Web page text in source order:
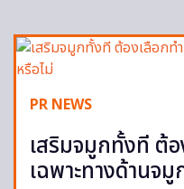
PR NEWS
เสริมจมูกทั้งที ต้
เฉพาะทางด้านจ